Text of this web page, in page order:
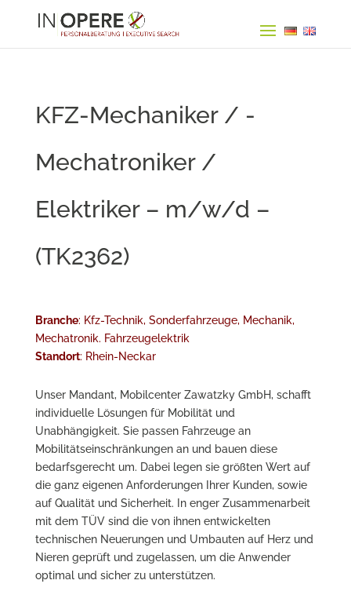
KFZ-Mechaniker / -
Mechatroniker /
Elektriker – m/w/d –
(TK2362)
Branche: Kfz-Technik, Sonderfahrzeuge, Mechanik,
Mechatronik. Fahrzeugelektrik
Standort: Rhein-Neckar
Unser Mandant, Mobilcenter Zawatzky GmbH, schafft
individuelle Lösungen für Mobilität und
Unabhängigkeit. Sie passen Fahrzeuge an
Mobilitätseinschränkungen an und bauen diese
bedarfsgerecht um. Dabei legen sie größten Wert auf
die ganz eigenen Anforderungen Ihrer Kunden, sowie
auf Qualität und Sicherheit. In enger Zusammenarbeit
mit dem TÜV sind die von ihnen entwickelten
technischen Neuerungen und Umbauten auf Herz und
Nieren geprüft und zugelassen, um die Anwender
optimal und sicher zu unterstützen.